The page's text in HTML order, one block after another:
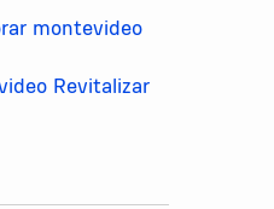
montevideo
Revitalizar